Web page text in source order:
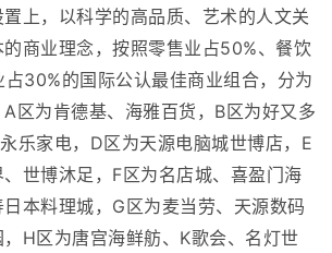
上，以科学的高品质、艺术的人文关
商业理念，按照零售业占50%、餐饮
30%的国际公认最佳商业组合，分为
区为肯德基、海雅百货，B区为好又多
乐家电，D区为天源电脑城世博店，E
世博沐足，F区为名店城、喜盈门海
本料理城，G区为麦当劳、天源数码
H区为唐宫海鲜舫、K歌会、名灯世